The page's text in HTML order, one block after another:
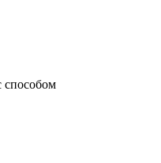
способом